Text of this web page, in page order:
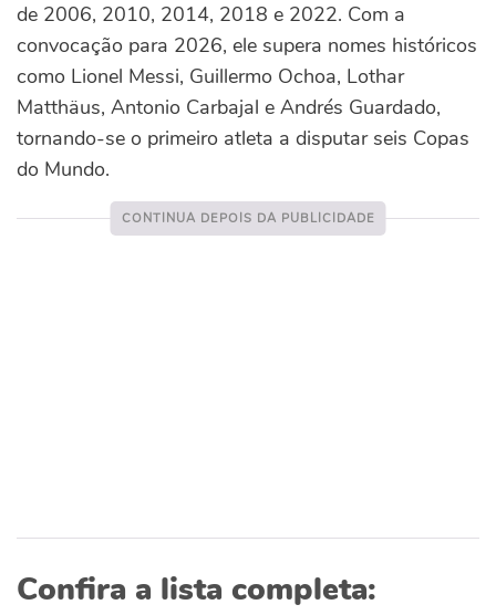
de 2006, 2010, 2014, 2018 e 2022. Com a
convocação para 2026, ele supera nomes históricos
como Lionel Messi, Guillermo Ochoa, Lothar
Matthäus, Antonio Carbajal e Andrés Guardado,
tornando-se o primeiro atleta a disputar seis Copas
do Mundo.
Confira a lista completa: